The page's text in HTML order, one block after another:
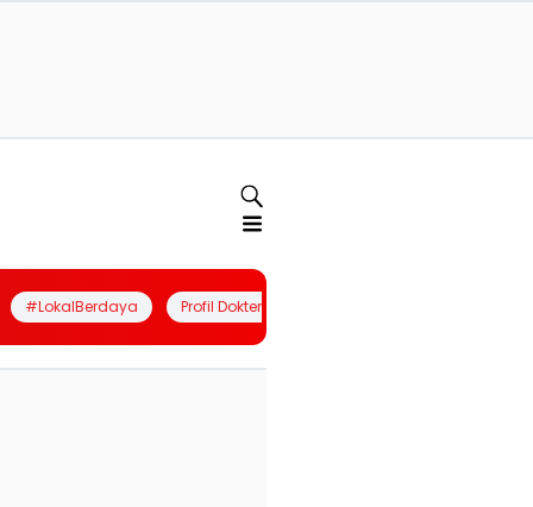
#LokalBerdaya Profil Dokter